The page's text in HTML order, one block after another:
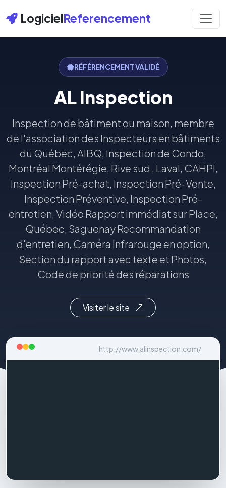
LogicielReferencement
RÉFÉRENCEMENT VALIDÉ
AL Inspection
Inspection de bâtiment ou maison, membre
de l'association des Inspecteurs en bâtiments
du Québec, AIBQ, Inspection de Condo,
Montréal Montérégie, Rive sud , Laval, CAHPI,
Inspection Pré-achat, Inspection Pré-Vente,
Inspection Préventive, Inspection Pré-
entretien, Vidéo Rapport immédiat sur Place,
Québec, Saguenay Recommandation
d'entretien, Caméra Infrarouge en option,
Section du rapport avec texte et Photos,
Code de priorité des réparations
Visiter le site
http://www.alinspection.com/